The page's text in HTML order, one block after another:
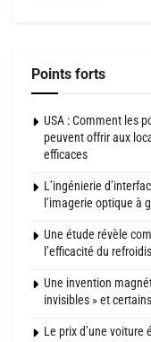
Points forts
USA : Comment les
peuvent offrir aux
efficaces
L’ingénierie
l’imagerie optique à
Une étude révèle
l’efficacité du
Une invention
invisibles » et
Le prix d’une voiture